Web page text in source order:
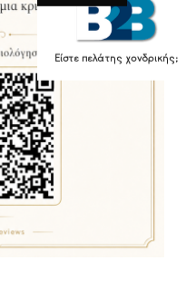
Είστε πελάτης χονδρικής;